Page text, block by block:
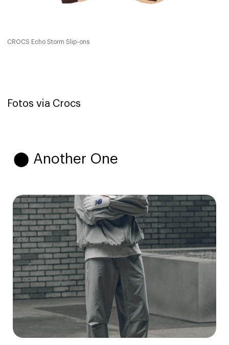
CROCS Echo Storm Slip-ons
Fotos via Crocs
⬤ Another One